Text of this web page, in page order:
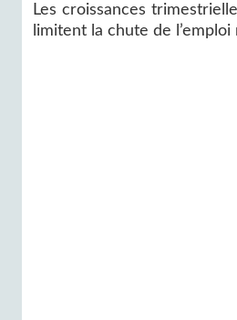
Les croissances
limitent la chute de l’emploi